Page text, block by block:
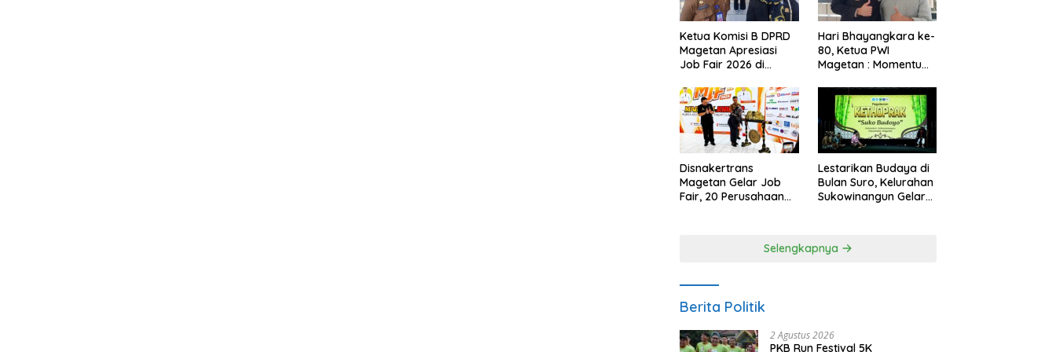
Ketua Komisi B DPRD
Magetan Apresiasi
Job Fair 2026 di
Anggaran
Hari Bhayangkara ke-
80, Ketua PWI
Magetan : Momentum
Kepercayaan Publik
Disnakertrans
Magetan Gelar Job
Fair, 20 Perusahaan
Lestarikan Budaya di
Bulan Suro, Kelurahan
Sukowinangun Gelar
Selengkapnya
Berita Politik
2 Agustus 2026
PKB Run Festival 5K